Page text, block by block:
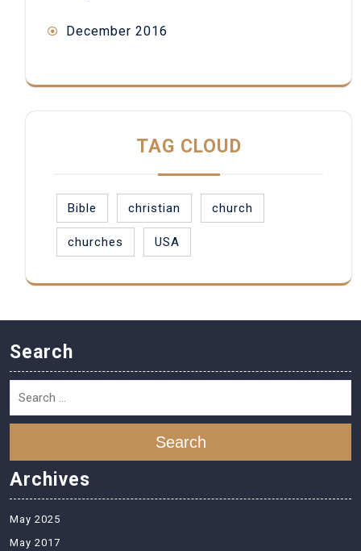
December 2016
TAG CLOUD
Bible christian church
churches USA
Search
Search
Archives
May 2025
May 2017